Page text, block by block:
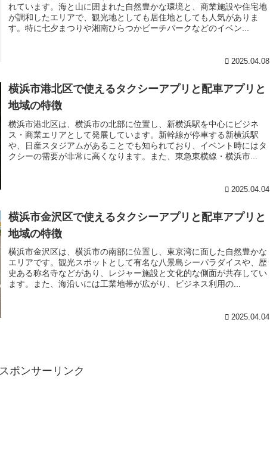
れています。海と山に囲まれた自然豊かな環境と、商業施設や住宅地
が調和したエリアで、観光地としても居住地としても人気がありま
す。特に七夕まつりや湘南ひらつかビーチパークなどのイベン...
2025.04.08
横浜市港北区で使えるタクシーアプリと配車アプリと
地域の特徴
横浜市港北区は、横浜市の北部に位置し、新横浜駅を中心にビジネ
ス・商業エリアとして発展しています。新幹線が停車する新横浜駅
や、日産スタジアムがあることでも知られており、イベント時にはタ
クシーの需要が非常に高くなります。また、東急東横線・横浜市...
2025.04.04
横浜市金沢区で使えるタクシーアプリと配車アプリと
地域の特徴
横浜市金沢区は、横浜市の南部に位置し、東京湾に面した自然豊かな
エリアです。観光スポットとして有名な八景島シーパラダイスや、歴
史ある称名寺などがあり、レジャー施設と文化的な側面が共存してい
ます。また、海沿いには工業地帯が広がり、ビジネス利用の...
2025.04.04
スポンサーリンク